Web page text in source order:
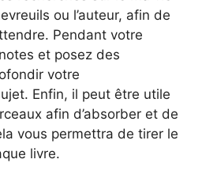
ou l’auteur, afin de
Pendant votre
et posez des
votre
Enfin, il peut être utile
afin d’absorber et de
vous permettra de tirer le
livre.